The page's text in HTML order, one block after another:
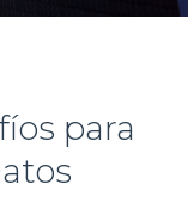
para